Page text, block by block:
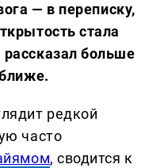
— в переписку,
стала
больше
редкой
часто
, сводится к